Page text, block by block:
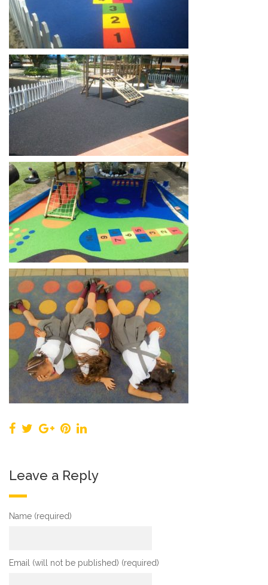
Leave a Reply
Name (required)
Email (will not be published) (required)